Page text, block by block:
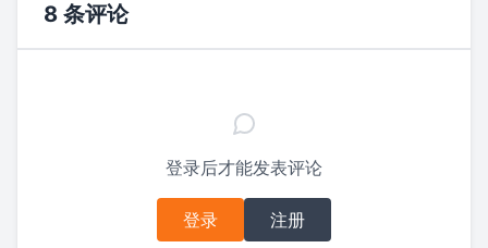
8 条评论
登录后才能发表评论
登录 注册